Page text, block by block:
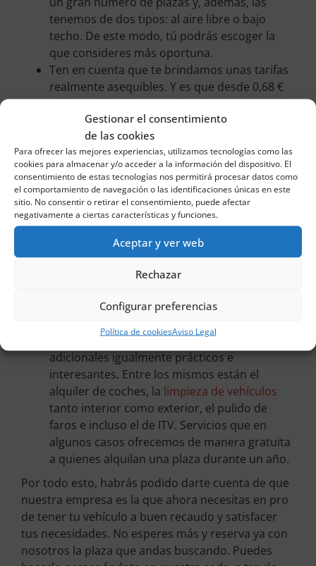
Gestionar el consentimiento
de las cookies
Para ofrecer las mejores experiencias, utilizamos tecnologías como las
cookies para almacenar y/o acceder a la información del dispositivo. El
consentimiento de estas tecnologías nos permitirá procesar datos como
el comportamiento de navegación o las identificaciones únicas en este
sitio. No consentir o retirar el consentimiento, puede afectar
negativamente a ciertas características y funciones.
Aceptar y ver web
Rechazar
Configurar preferencias
Política de cookiesAviso Legal
tenemos de dos tipos: al aire libre o bajo
techo. De este modo, tú podrás escoger la
que consideres más oportuna.
Ten en cuenta que te brindamos unas tarifas
realmente asequibles. Y es que desde 0,68 €
al día podrás disponer de un lugar reservado
para tu coche. Es más, ten presente que
igualmente contamos con ofertas y
promociones especiales para los clientes que
quieran utilizar la citada plaza durante varios
meses.
No menos relevante es destacar que
contamos con unas instalaciones seguras y
en perfectas condiciones. De ahí que tendrás
la tranquilidad de que tu automóvil está a
buen recaudo cuando no estás al volante del
¿Ahí se acaba todo? No. En Viva Parking te
de disfrutar de otra serie de servicios
adicionales igualmente prácticos e
interesantes. Entre los mismos están el
alquiler de coches, la limpieza de vehículos
tanto interior como exterior, el pulido de
faros e incluso el de ITV. Servicios que en
algunos casos ofrecemos de manera gratuita
a quienes alquilan una plaza durante un año.
Por todo esto, habrás podido darte cuenta de que
nuestra empresa es la que ahora necesitas en pro
de tener tu vehículo a buen recaudo y satisfacer
tus necesidades. No esperes más y reserva ya con
nosotros la plaza que andas buscando. Puedes